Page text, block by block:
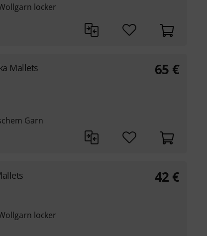
locker
Mallets
Garn
65 €
locker
42 €